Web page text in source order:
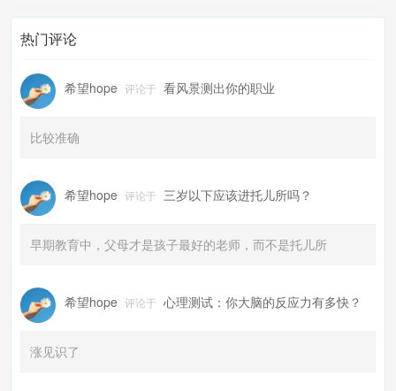
热门评论
希望hope 评论于 看风景测出你的职业
比较准确
希望hope 评论于 三岁以下应该进托儿所吗？
早期教育中，父母才是孩子最好的老师，而不是托儿所
希望hope 评论于 心理测试：你大脑的反应力有多快？
涨见识了